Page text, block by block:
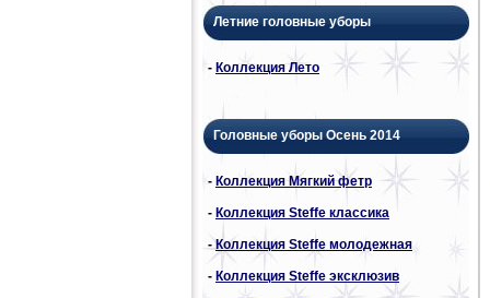
Летние головные уборы
- Коллекция Лето
Головные уборы Осень 2014
- Коллекция Мягкий фетр
- Коллекция Steffe классика
-Коллекция Steffe молодежная
- Коллекция Steffe эксклюзив